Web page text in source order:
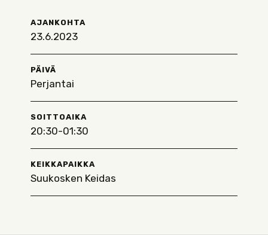
AJANKOHTA
23.6.2023
PÄIVÄ
Perjantai
SOITTOAIKA
20:30-01:30
KEIKKAPAIKKA
Suukosken Keidas